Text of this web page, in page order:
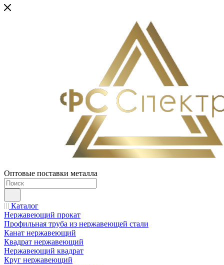
Оптовые поставки металла
Каталог
Нержавеющий прокат
Профильная труба из нержавеющей стали
Канат нержавеющий
Квадрат нержавеющий
Нержавеющий квадрат
Круг нержавеющий